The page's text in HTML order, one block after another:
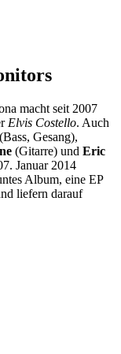
macht seit 2007
Elvis Costello. Auch
(Bass, Gesang),
(Gitarre) und Eric
Januar 2014
Album, eine EP
liefern darauf